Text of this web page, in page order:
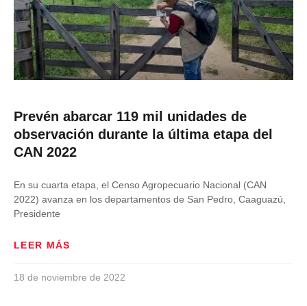
Prevén abarcar 119 mil unidades de
observación durante la última etapa del
CAN 2022
En su cuarta etapa, el Censo Agropecuario Nacional (CAN
2022) avanza en los departamentos de San Pedro, Caaguazú,
Presidente
LEER MÁS
18 de noviembre de 2022